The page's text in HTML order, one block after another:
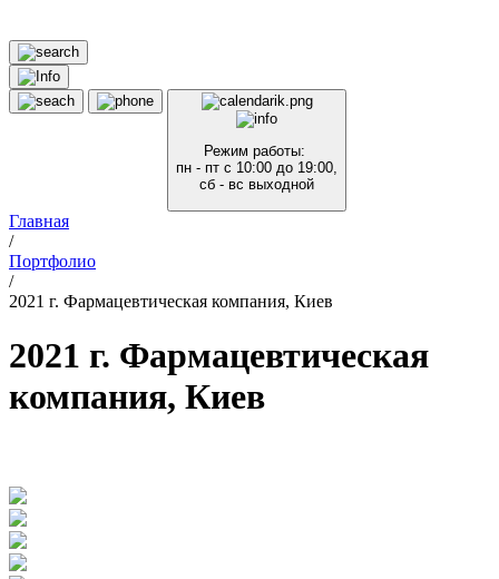
Режим работы:
пн - пт с 10:00 до 19:00,
сб - вс выходной
Главная
/
Портфолио
/
2021 г. Фармацевтическая компания, Киев
2021 г. Фармацевтическая
компания, Киев